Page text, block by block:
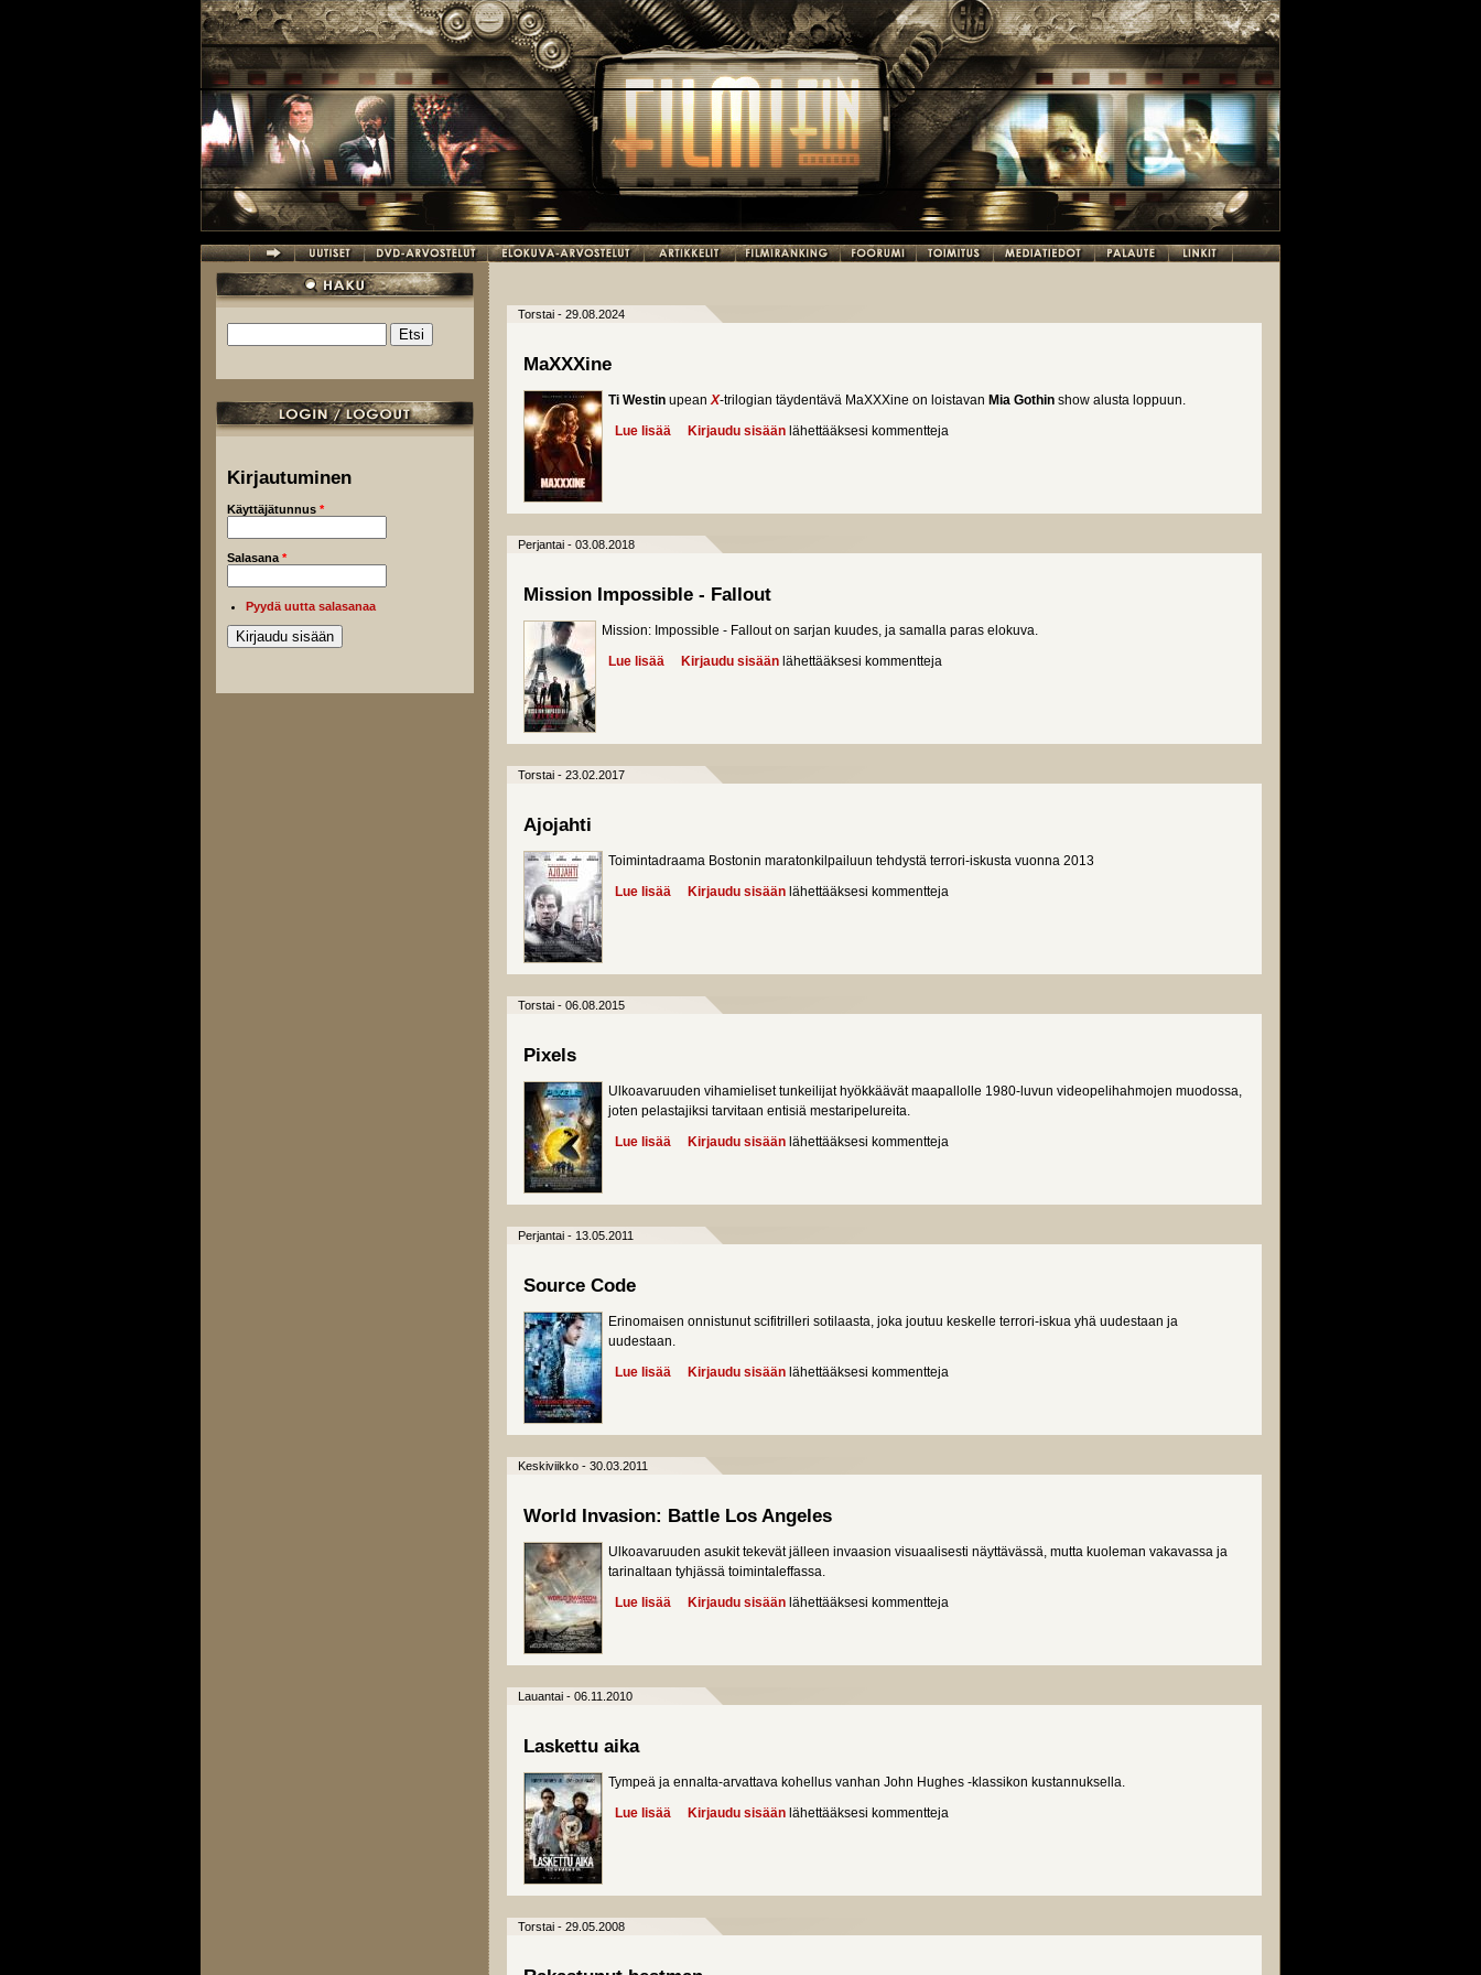
Hakulomake
Kirjautuminen
Käyttäjätunnus *
Salasana *
Pyydä uutta salasanaa
Torstai - 29.08.2024
MaXXXine
Ti Westin upeanX-trilogian täydentävä MaXXXine on loistavan Mia Gothin show alusta loppuun.
Lue lisää about MaXXXine
Kirjaudu sisään lähettääksesi kommentteja
Perjantai - 03.08.2018
Mission Impossible - Fallout
Mission: Impossible - Fallout on sarjan kuudes, ja samalla paras elokuva.
Lue lisää about Mission Impossible - Fallout
Kirjaudu sisään lähettääksesi kommentteja
Torstai - 23.02.2017
Ajojahti
Toimintadraama Bostonin maratonkilpailuun tehdystä terrori-iskusta vuonna 2013
Lue lisää about Ajojahti
Kirjaudu sisään lähettääksesi kommentteja
Torstai - 06.08.2015
Pixels
Ulkoavaruuden vihamieliset tunkeilijat hyökkäävät maapallolle 1980-luvun videopelihahmojen muodossa,
joten pelastajiksi tarvitaan entisiä mestaripelureita.
Lue lisää about Pixels
Kirjaudu sisään lähettääksesi kommentteja
Perjantai - 13.05.2011
Source Code
Erinomaisen onnistunut scifitrilleri sotilaasta, joka joutuu keskelle terrori-iskua yhä uudestaan ja
uudestaan.
Lue lisää about Source Code
Kirjaudu sisään lähettääksesi kommentteja
Keskiviikko - 30.03.2011
World Invasion: Battle Los Angeles
Ulkoavaruuden asukit tekevät jälleen invaasion visuaalisesti näyttävässä, mutta kuoleman vakavassa ja
tarinaltaan tyhjässä toimintaleffassa.
Lue lisää about World Invasion: Battle Los Angeles
Kirjaudu sisään lähettääksesi kommentteja
Lauantai - 06.11.2010
Laskettu aika
Tympeä ja ennalta-arvattava kohellus vanhan John Hughes -klassikon kustannuksella.
Lue lisää about Laskettu aika
Kirjaudu sisään lähettääksesi kommentteja
Torstai - 29.05.2008